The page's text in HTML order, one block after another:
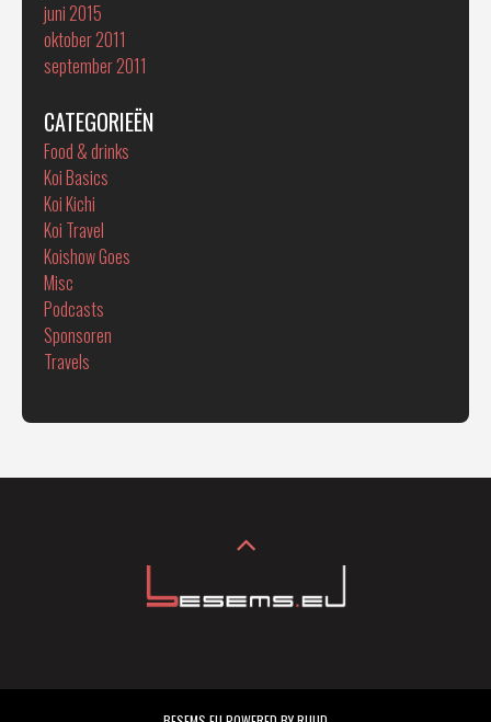
juni 2015
oktober 2011
september 2011
CATEGORIEËN
Food & drinks
Koi Basics
Koi Kichi
Koi Travel
Koishow Goes
Misc
Podcasts
Sponsoren
Travels